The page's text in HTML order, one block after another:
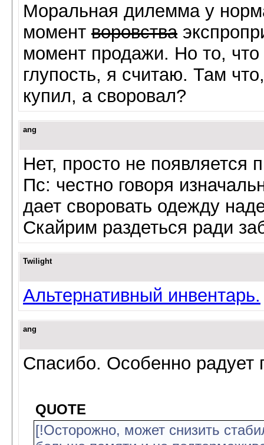
Моральная дилемма у
момент воровства
момент продажи. Но то, что
глупость, я считаю. Там
купил, а своровал?
ang
Нет, просто не появляется
Пс: честно говоря
дает своровать одежду
Скайрим раздеться ради
Twilight
Альтернативный инвентарь.
ang
Спасибо. Особенно радует
QUOTE
[!Осторожно, может снизить